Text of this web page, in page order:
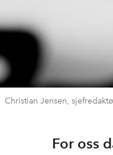
Christian Jensen,
For oss